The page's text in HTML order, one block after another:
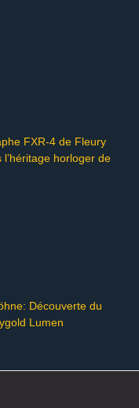
FXR-4 de Fleury
horloger de
Découverte du
Lumen